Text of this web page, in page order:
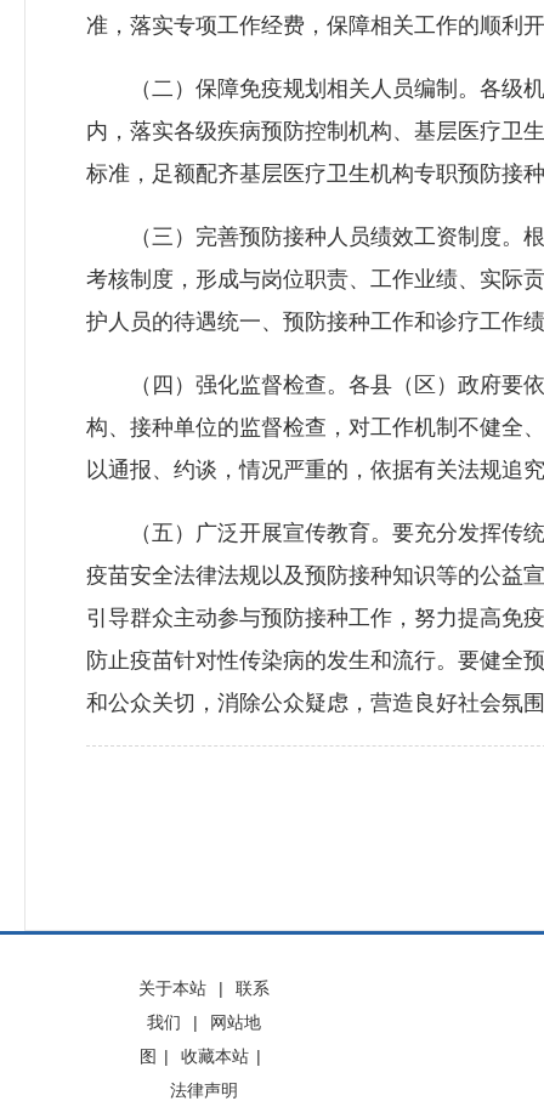
准，落实专项工作经费，保障相关工作的顺利
（二）保障免疫规划相关人员编制。各级机
内，落实各级疾病预防控制机构、基层医疗卫
标准，足额配齐基层医疗卫生机构专职预防接
（三）完善预防接种人员绩效工资制度。根
考核制度，形成与岗位职责、工作业绩、实际
护人员的待遇统一、预防接种工作和诊疗工作
（四）强化监督检查。各县（区）政府要依
构、接种单位的监督检查，对工作机制不健全
以通报、约谈，情况严重的，依据有关法规追
（五）广泛开展宣传教育。要充分发挥传统
疫苗安全法律法规以及预防接种知识等的公益
引导群众主动参与预防接种工作，努力提高免
防止疫苗针对性传染病的发生和流行。要健全
和公众关切，消除公众疑虑，营造良好社会氛
关于本站 |
联系
我们
|
网站地
图 | 收藏本站 |
法律声明